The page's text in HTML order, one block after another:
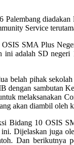
Service
SMA Plus
ini adalah SD
belah pihak
sambutan
melaksanakan
akan diambil oleh
Bidang 10 OSIS
Dijelaskan juga
Dan berikutnya